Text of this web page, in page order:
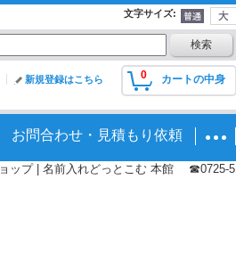
文字サイズ:
0 カートの中身
新規登録はこちら
お問合わせ・見積もり依頼
ョップ | 名前入れどっとこむ 本館 ☎0725-5